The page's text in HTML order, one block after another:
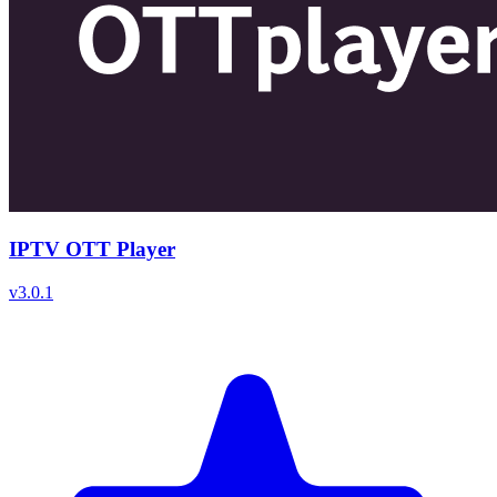
IPTV OTT Player
v3.0.1